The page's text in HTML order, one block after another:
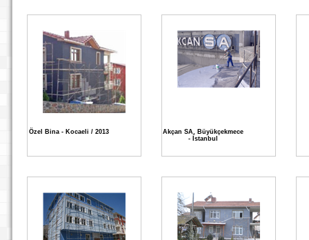
Özel Bina - Kocaeli / 2013
Akçan SA, Büyükçekmece
- İstanbul